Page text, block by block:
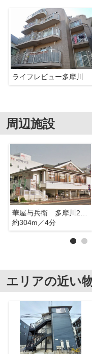
ライフレビュー多摩川
周辺施設
約304m／4分
エリアの近い